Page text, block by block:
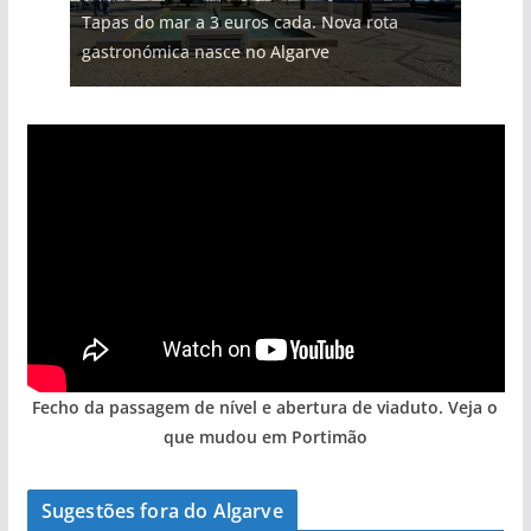
Tapas do mar a 3 euros cada. Nova rota
gastronómica nasce no Algarve
milhões de euros na construção de dois
hotéis (com vídeo)
Foto do dia: uma cidade algarvia que cresceu
entre redes e fábricas
Tempestades roubam areia de praias e põem
arribas em risco no Algarve (com vídeo)
Milagre da água. Fontes emblemáticas do
Algarve voltam a ter vida (com vídeo)
Fecho da passagem de nível e abertura de viaduto. Veja o
que mudou em Portimão
Sugestões fora do Algarve